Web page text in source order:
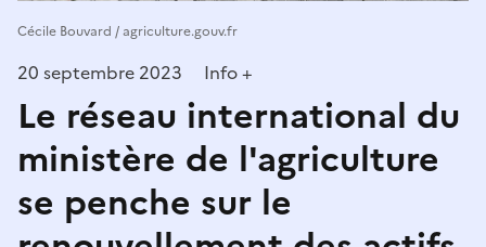
Cécile Bouvard / agriculture.gouv.fr
20 septembre 2023 Info +
Le réseau international du
ministère de l'agriculture
se penche sur le